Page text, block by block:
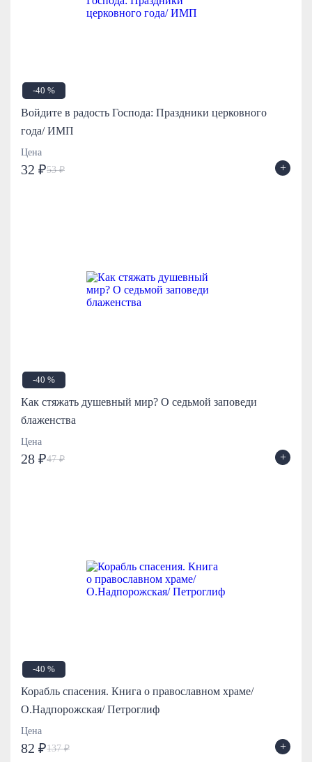
-40 %
Войдите в радость Господа: Праздники церковного
года/ ИМП
Цена
32 ₽53 ₽ +
-40 %
Как стяжать душевный мир? О седьмой заповеди
блаженства
Цена
28 ₽47 ₽ +
-40 %
Корабль спасения. Книга о православном храме/
О.Надпорожская/ Петроглиф
Цена
82 ₽137 ₽ +